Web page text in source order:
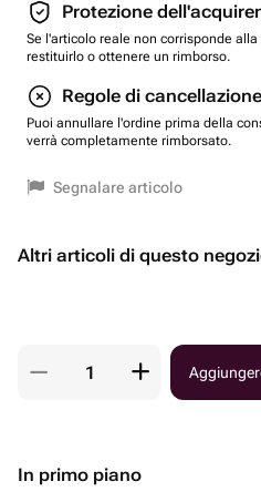
Protezione
Se l'articolo reale non corrisponde
restituirlo o ottenere un rimborso.
Regole di cancellazione
Puoi annullare l'ordine prima della
verrà completamente rimborsato.
Segnalare articolo
Altri articoli di questo
In primo piano